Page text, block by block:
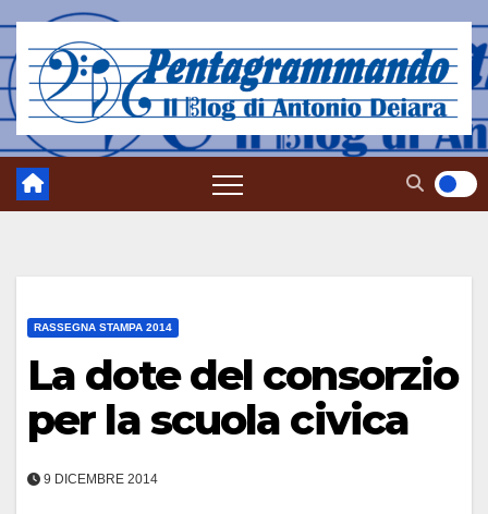
contenuto
RASSEGNA STAMPA 2014
La dote del consorzio
per la scuola civica
9 DICEMBRE 2014